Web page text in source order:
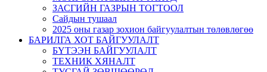
ЗАСГИЙН ГАЗРЫН ТОГТООЛ
Сайдын тушаал
2025 оны газар зохион байгуулалтын төлөвлөгөө
БАРИЛГА ХОТ БАЙГУУЛАЛТ
БҮТЭЭН БАЙГУУЛАЛТ
ТЕХНИК ХЯНАЛТ